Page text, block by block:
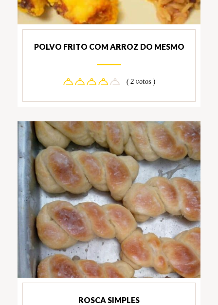
POLVO FRITO COM ARROZ DO MESMO
( 2 votos )
ROSCA SIMPLES